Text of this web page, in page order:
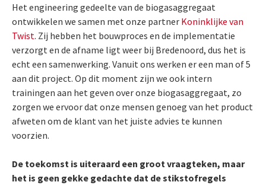
Het engineering gedeelte van de biogasaggregaat
ontwikkelen we samen met onze partner Koninklijke van
Twist. Zij hebben het bouwproces en de implementatie
verzorgt en de afname ligt weer bij Bredenoord, dus het is
echt een samenwerking. Vanuit ons werken er een man of 5
aan dit project. Op dit moment zijn we ook intern
trainingen aan het geven over onze biogasaggregaat, zo
zorgen we ervoor dat onze mensen genoeg van het product
afweten om de klant van het juiste advies te kunnen
voorzien.
De toekomst is uiteraard een groot vraagteken, maar
het is geen gekke gedachte dat de stikstofregels